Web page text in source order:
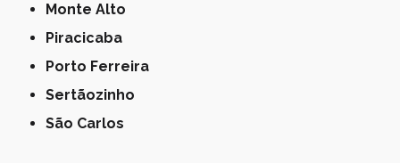
Monte Alto
Piracicaba
Porto Ferreira
Sertãozinho
São Carlos